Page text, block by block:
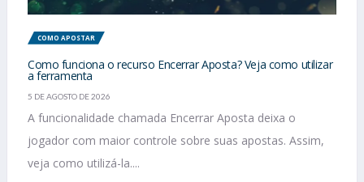
COMO APOSTAR
Como funciona o recurso Encerrar Aposta? Veja como utilizar
a ferramenta
5 DE AGOSTO DE 2026
A funcionalidade chamada Encerrar Aposta deixa o
jogador com maior controle sobre suas apostas. Assim,
veja como utilizá-la....